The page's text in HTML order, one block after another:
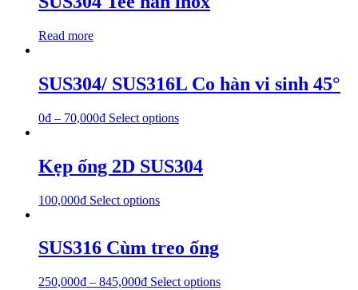
Read more
SUS304/ SUS316L Co hàn vi sinh 45°
0₫ – 70,000₫ Select options
Kẹp ống 2D SUS304
100,000₫ Select options
SUS316 Cùm treo ống
250,000₫ – 845,000₫ Select options